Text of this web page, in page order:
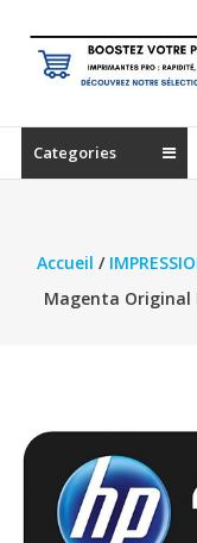
en
ligne
matériel
informatique
Categories
Accueil /
Magenta Original